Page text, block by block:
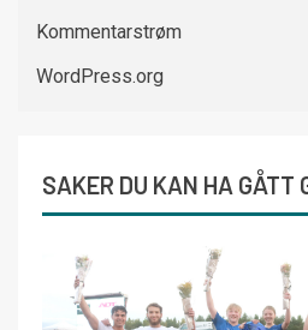
Kommentarstrøm
WordPress.org
SAKER DU KAN HA GÅTT